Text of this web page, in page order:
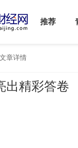
推荐
文章详情
出精彩答卷